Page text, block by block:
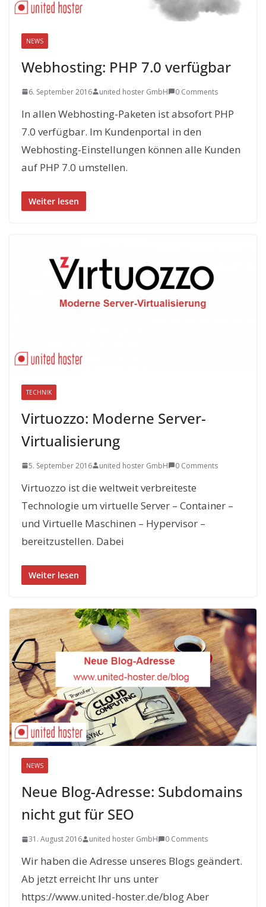
NEWS
Webhosting: PHP 7.0 verfügbar
6. September 2016 united hoster GmbH 0 Comments
In allen Webhosting-Paketen ist absofort PHP
7.0 verfügbar. Im Kundenportal in den
Webhosting-Einstellungen können alle Kunden
auf PHP 7.0 umstellen.
Weiter lesen
TECHNIK
Virtuozzo: Moderne Server-
Virtualisierung
5. September 2016 united hoster GmbH 0 Comments
Virtuozzo ist die weltweit verbreiteste
Technologie um virtuelle Server – Container –
und Virtuelle Maschinen – Hypervisor –
bereitzustellen. Dabei
Weiter lesen
NEWS
Neue Blog-Adresse: Subdomains
nicht gut für SEO
31. August 2016 united hoster GmbH 0 Comments
Wir haben die Adresse unseres Blogs geändert.
Ab jetzt erreicht Ihr uns unter
https://www.united-hoster.de/blog Aber